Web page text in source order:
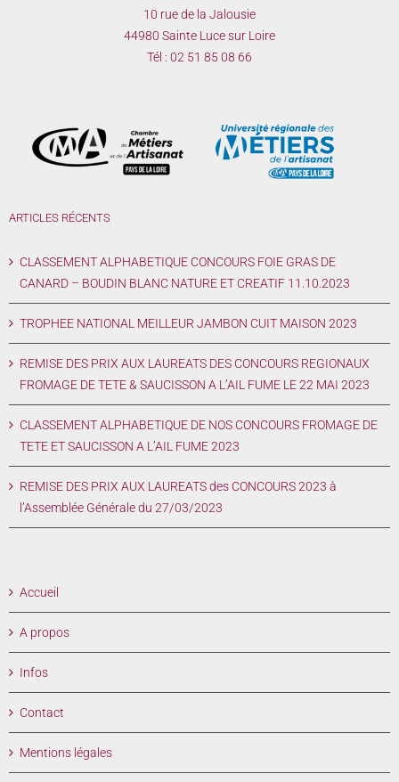
10 rue de la Jalousie
44980 Sainte Luce sur Loire
Tél : 02 51 85 08 66
ARTICLES RÉCENTS
CLASSEMENT ALPHABETIQUE CONCOURS FOIE GRAS DE
CANARD – BOUDIN BLANC NATURE ET CREATIF 11.10.2023
TROPHEE NATIONAL MEILLEUR JAMBON CUIT MAISON 2023
REMISE DES PRIX AUX LAUREATS DES CONCOURS REGIONAUX
FROMAGE DE TETE & SAUCISSON A L’AIL FUME LE 22 MAI 2023
CLASSEMENT ALPHABETIQUE DE NOS CONCOURS FROMAGE DE
TETE ET SAUCISSON A L’AIL FUME 2023
REMISE DES PRIX AUX LAUREATS des CONCOURS 2023 à
l’Assemblée Générale du 27/03/2023
Accueil
A propos
Infos
Contact
Mentions légales